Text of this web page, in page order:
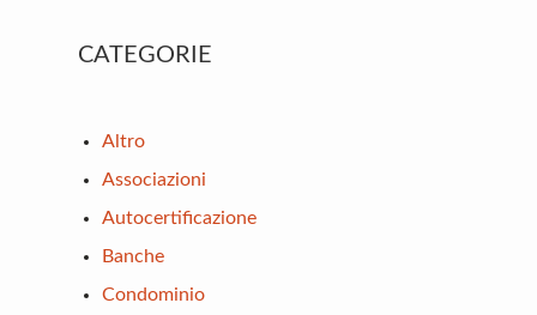
Primary
CATEGORIE
Altro
Associazioni
Autocertificazione
Banche
Condominio